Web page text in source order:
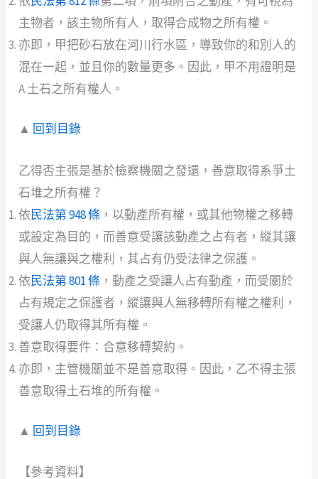
主物者，該主物所有人，取得合成物之所有權。
亦即，甲把砂石放在河川行水區，導致你的和別人的
混在一起，並且你的數量更多。因此，甲不用證明是
A 土石之所有權人。
▲ 回到目錄
乙得否主張是基於檢察機關之發還，善意取得系爭土
石堆之所有權？
依民法第 948 條 ，以動產所有權，或其他物權之移轉
或設定為目的，而善意受讓該動產之占有者，縱其讓
與人無讓與之權利，其占有仍受法律之保護。
依民法第 801 條 ，動產之受讓人占有動產，而受關於
占有規定之保護者，縱讓與人無移轉所有權之權利，
受讓人仍取得其所有權。
善意取得要件：合意移轉契約。
亦即，主管機關並不是善意取得。因此，乙不得主張
善意取得土石堆的所有權。
▲ 回到目錄
【參考資料】